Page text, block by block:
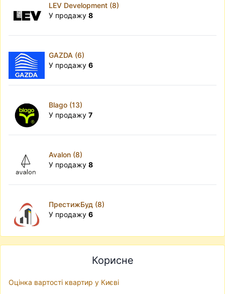
LEV Development (8)
У продажу 8
GAZDA (6)
У продажу 6
Blago (13)
У продажу 7
Avalon (8)
У продажу 8
ПрестижБуд (8)
У продажу 6
Корисне
Оцінка вартості квартир у Києві